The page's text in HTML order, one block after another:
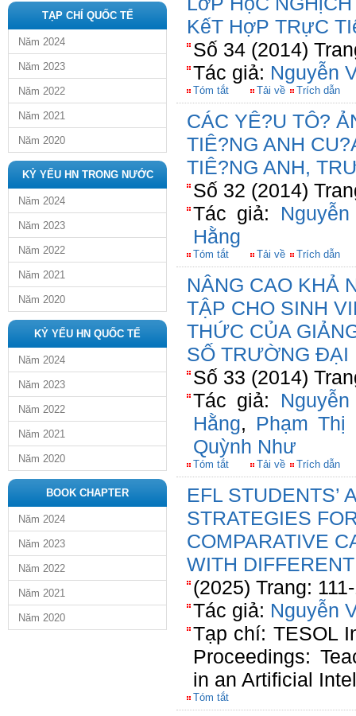
TẠP CHÍ QUỐC TẾ
Năm 2024
Năm 2023
Năm 2022
Năm 2021
Năm 2020
KỶ YẾU HN TRONG NƯỚC
Năm 2024
Năm 2023
Năm 2022
Năm 2021
Năm 2020
KỶ YẾU HN QUỐC TẾ
Năm 2024
Năm 2023
Năm 2022
Năm 2021
Năm 2020
BOOK CHAPTER
Năm 2024
Năm 2023
Năm 2022
Năm 2021
Năm 2020
KếT HợP TRựC
Số 34 (2014)
Tác giả: Nguyễn
Tóm tắt Tải về Trích dẫn
CÁC YÊ?U TÔ?
TIÊ?NG ANH
TIÊ?NG ANH,
Số 32 (2014)
Tác giả:
Hằng
Tóm tắt Tải về Trích dẫn
NÂNG CAO KHẢ
TẬP CHO SINH
THỨC CỦA
SỐ TRƯỜNG ĐẠI
Số 33 (2014)
Tác giả:
Hằng, Phạm Thị
Quỳnh Như
Tóm tắt Tải về Trích dẫn
EFL STUDENTS’
STRATEGIES
COMPARATIVE
WITH
(2025) Trang:
Tác giả: Nguyễn
Tạp chí: TESOL
Proceedings:
in an Artificial
Tóm tắt